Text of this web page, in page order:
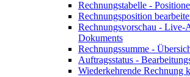
Rechnungstabelle -
Rechnungsposition
Rechnungsvorschau - Live-
Dokuments
Rechnungssumme -
Auftragsstatus -
Wiederkehrende Rechnung